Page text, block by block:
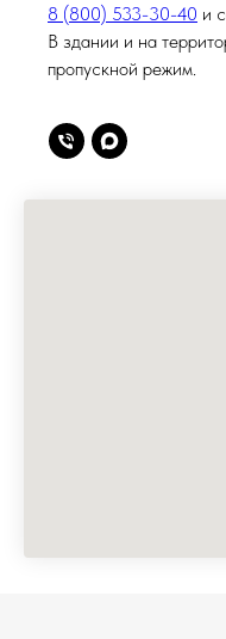
8 (800) 533-30-40 и
В здании и на
пропускной режим.